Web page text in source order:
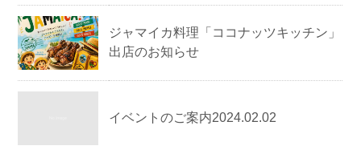
ジャマイカ料理「ココナッツキッチン」
出店のお知らせ
イベントのご案内2024.02.02